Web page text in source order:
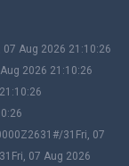
Aug 2026 21:10:26
2026 21:10:26
31Fri, 07
07 Aug 2026